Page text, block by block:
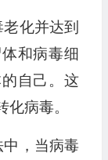
化并达到
和病毒细
自己。这
病毒。
，当病毒